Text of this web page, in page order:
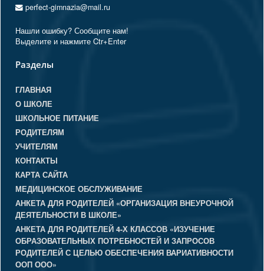
perfect-gimnazia@mail.ru
Нашли ошибку? Сообщите нам!
Выделите и нажмите Ctr+Enter
Разделы
ГЛАВНАЯ
О ШКОЛЕ
ШКОЛЬНОЕ ПИТАНИЕ
РОДИТЕЛЯМ
УЧИТЕЛЯМ
КОНТАКТЫ
КАРТА САЙТА
МЕДИЦИНСКОЕ ОБСЛУЖИВАНИЕ
АНКЕТА ДЛЯ РОДИТЕЛЕЙ «ОРГАНИЗАЦИЯ ВНЕУРОЧНОЙ
ДЕЯТЕЛЬНОСТИ В ШКОЛЕ»
АНКЕТА ДЛЯ РОДИТЕЛЕЙ 4-Х КЛАССОВ «ИЗУЧЕНИЕ
ОБРАЗОВАТЕЛЬНЫХ ПОТРЕБНОСТЕЙ И ЗАПРОСОВ
РОДИТЕЛЕЙ С ЦЕЛЬЮ ОБЕСПЕЧЕНИЯ ВАРИАТИВНОСТИ
ООП ООО»